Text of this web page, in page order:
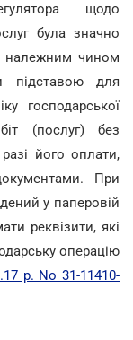
щодо
була значно
належним чином
підставою для
господарської
(послуг) без
його оплати,
При
у паперовій
реквізити, які
операцію
р. No 31-11410-